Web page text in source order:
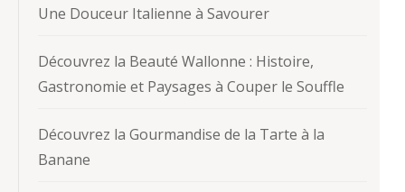
Une Douceur Italienne à Savourer
Découvrez la Beauté Wallonne : Histoire,
Gastronomie et Paysages à Couper le Souffle
Découvrez la Gourmandise de la Tarte à la
Banane